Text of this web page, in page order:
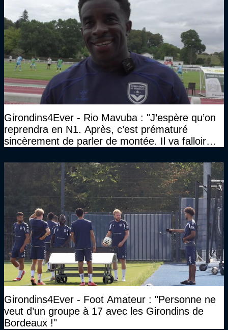
Girondins4Ever - Rio Mavuba : "J’espère qu’on
reprendra en N1. Après, c’est prématuré
sincèrement de parler de montée. Il va falloir
Girondins4Ever - Foot Amateur : "Personne ne
veut d’un groupe à 17 avec les Girondins de
Bordeaux !"